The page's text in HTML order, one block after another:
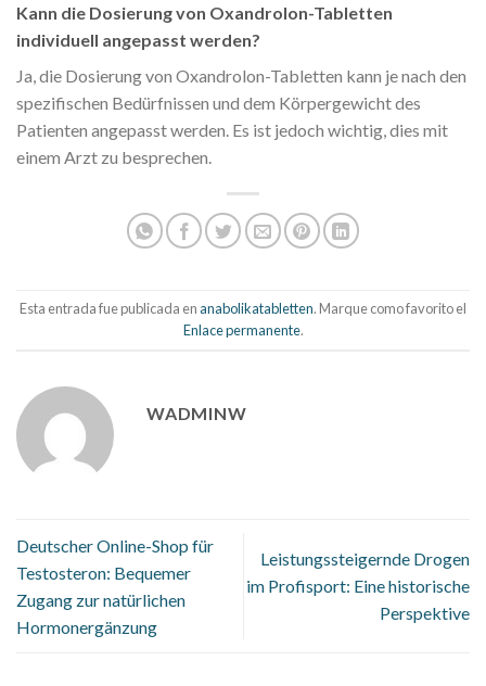
Kann die Dosierung von Oxandrolon-Tabletten
individuell angepasst werden?
Ja, die Dosierung von Oxandrolon-Tabletten kann je nach den
spezifischen Bedürfnissen und dem Körpergewicht des
Patienten angepasst werden. Es ist jedoch wichtig, dies mit
einem Arzt zu besprechen.
Esta entrada fue publicada enanabolikatabletten. Marque como favorito el
Enlace permanente.
WADMINW
Deutscher Online-Shop für
Testosteron: Bequemer
Zugang zur natürlichen
Hormonergänzung
Leistungssteigernde Drogen
im Profisport: Eine historische
Perspektive